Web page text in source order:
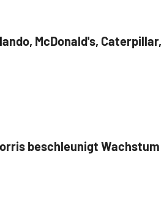
McDonald's, Caterpillar,
beschleunigt Wachstum